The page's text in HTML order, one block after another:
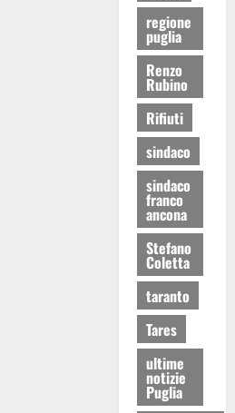
regione
puglia
Renzo
Rubino
Rifiuti
sindaco
sindaco
franco
ancona
Stefano
Coletta
taranto
Tares
ultime
notizie
Puglia